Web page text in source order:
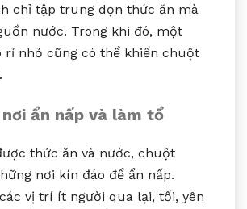
chỉ tập trung dọn thức ăn mà
nước. Trong khi đó, một
rỉ nhỏ cũng có thể khiến chuột
ẩn nấp và làm tổ
thức ăn và nước, chuột
nơi kín đáo để ẩn nấp.
vị trí ít người qua lại, tối, yên